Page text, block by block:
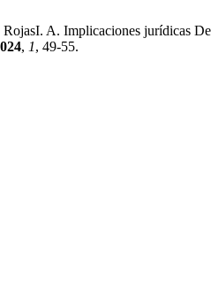
RojasI. A. Implicaciones jurídicas
, 1, 49-55.